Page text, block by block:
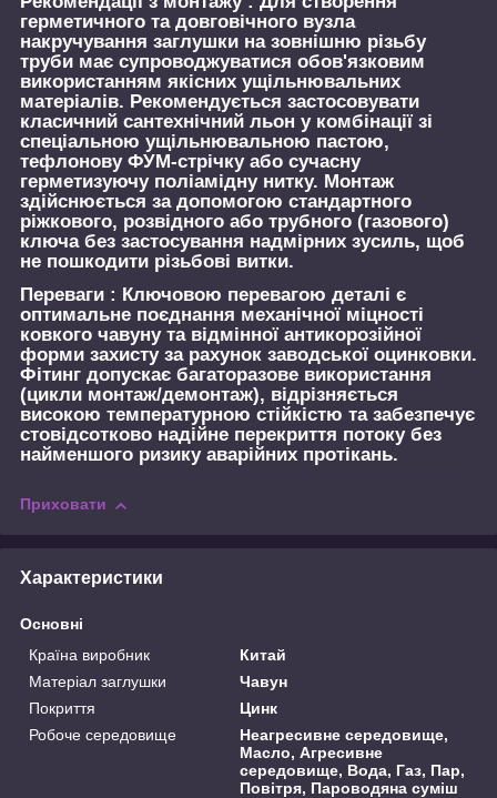
герметичного та довговічного вузла
накручування заглушки на зовнішню різьбу
труби має супроводжуватися обов'язковим
використанням якісних ущільнювальних
матеріалів. Рекомендується застосовувати
класичний сантехнічний льон у комбінації зі
спеціальною ущільнювальною пастою,
тефлонову ФУМ-стрічку або сучасну
герметизуючу поліамідну нитку. Монтаж
здійснюється за допомогою стандартного
ріжкового, розвідного або трубного (газового)
ключа без застосування надмірних зусиль, щоб
не пошкодити різьбові витки.
Переваги : Ключовою перевагою деталі є
оптимальне поєднання механічної міцності
ковкого чавуну та відмінної антикорозійної
форми захисту за рахунок заводської оцинковки.
Фітинг допускає багаторазове використання
(цикли монтаж/демонтаж), відрізняється
високою температурною стійкістю та забезпечує
стовідсотково надійне перекриття потоку без
найменшого ризику аварійних протікань.
Приховати
Характеристики
Основні
Країна виробник
Китай
Матеріал заглушки
Чавун
Покриття
Цинк
Робоче середовище
Неагресивне середовище,
Масло, Агресивне
середовище, Вода, Газ, Пар,
Повітря, Пароводяна суміш